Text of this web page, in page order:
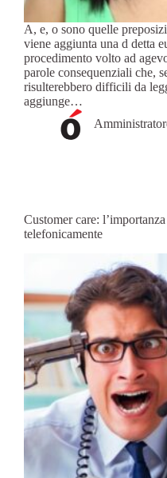
A, e, o sono quelle
viene aggiunta una d detta
procedimento volto ad
parole consequenziali che,
risulterebbero difficili da
aggiunge…
Customer care:
telefonicamente